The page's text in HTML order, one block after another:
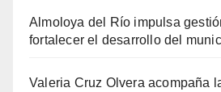
Almoloya del Río impulsa
fortalecer el desarrollo del
Valeria Cruz Olvera acompaña